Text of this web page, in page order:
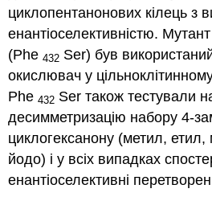
циклопентанонових кілець з
енантіоселективністю.
(Phe 432 Ser) був
окислювач у
Phe 432 Ser також тестували
десимметризацію набору 4-
циклогексанону (метил,
йодо) і у всіх випадках
енантіоселективні